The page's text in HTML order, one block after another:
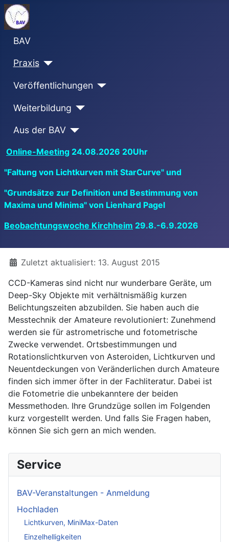
BAV
Praxis
Veröffentlichungen
Weiterbildung
Aus der BAV
Online-Meeting 24.08.2026 20Uhr
"Faltung von Lichtkurven mit StarCurve" und
"Grundsätze zur Definition und Bestimmung von
Maxima und Minima" von Lienhard Pagel
Beobachtungswoche Kirchheim 29.8.-6.9.2026
DetailsZuletzt aktualisiert: 13. August 2015
CCD-Kameras sind nicht nur wunderbare Geräte, um
Deep-Sky Objekte mit verhältnismäßig kurzen
Belichtungszeiten abzubilden. Sie haben auch die
Messtechnik der Amateure revolutioniert: Zunehmend
werden sie für astrometrische und fotometrische
Zwecke verwendet. Ortsbestimmungen und
Rotationslichtkurven von Asteroiden, Lichtkurven und
Neuentdeckungen von Veränderlichen durch Amateure
finden sich immer öfter in der Fachliteratur. Dabei ist
die Fotometrie die unbekanntere der beiden
Messmethoden. Ihre Grundzüge sollen im Folgenden
kurz vorgestellt werden. Und falls Sie Fragen haben,
können Sie sich gern an mich wenden.
Service
BAV-Veranstaltungen - Anmeldung
Hochladen
Lichtkurven, MiniMax-Daten
Einzelhelligkeiten